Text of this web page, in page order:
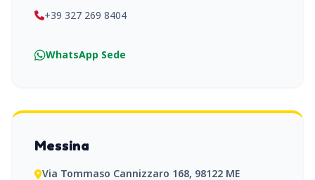
+39 327 269 8404
WhatsApp Sede
Messina
Via Tommaso Cannizzaro 168, 98122 ME